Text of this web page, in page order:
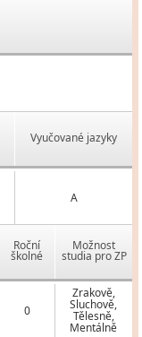
Vyučované jazyky
A
Roční
školné
Možnost
studia pro ZP
0
Zrakově,
Sluchově,
Tělesně,
Mentálně